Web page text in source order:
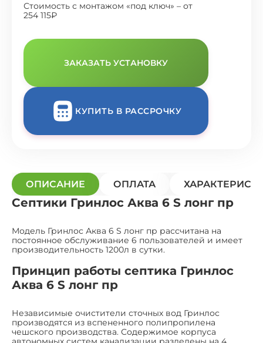
Стоимость с монтажом «под ключ» – от
254 115₽
ЗАКАЗАТЬ УСТАНОВКУ
КУПИТЬ В РАССРОЧКУ
ОПИСАНИЕ ОПЛАТА
Септики Гринлос Аква 6 S лонг пр
Модель Гринлос Аква 6 S лонг пр рассчитана на
постоянное обслуживание 6 пользователей и имеет
производительность 1200л в сутки.
Принцип работы септика Гринлос
Аква 6 S лонг пр
Независимые очистители сточных вод Гринлос
производятся из вспененного полипропилена
чешского производства. Содержимое корпуса